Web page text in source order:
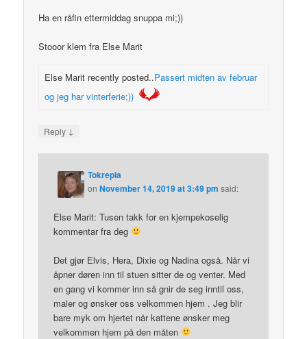
Ha en råfin ettermiddag snuppa mi;))
Stooor klem fra Else Marit
Else Marit recently posted..Passert midten av februar
og jeg har vinterferie;))
Reply ↓
Tokrepia
onNovember 14, 2019 at 3:49 pm said:
Else Marit: Tusen takk for en kjempekoselig
kommentar fra deg
Det gjør Elvis, Hera, Dixie og Nadina også. Når vi
åpner døren inn til stuen sitter de og venter. Med
en gang vi kommer inn så gnir de seg inntil oss,
maler og ønsker oss velkommen hjem . Jeg blir
bare myk om hjertet når kattene ønsker meg
velkommen hjem på den måten